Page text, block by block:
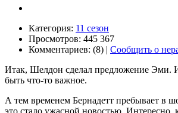
Категория: 11 сезон
Просмотров: 445 367
Комментариев: (8) | Сообщить о
Итак, Шелдон сделал предложение Эми.
быть что-то важное.
А тем временем Бернадетт пребывает в
это стало ужасной новостью. Интересно,